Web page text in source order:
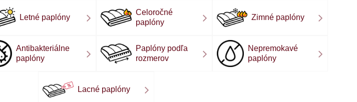
Letné paplóny
Celoročné
paplóny
Zimné paplóny
Antibakteriálne
paplóny
Paplóny podľa
rozmerov
Nepremokavé
paplóny
Lacné paplóny